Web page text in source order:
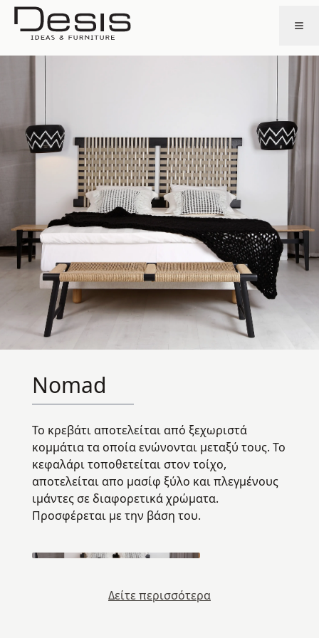
Nomad
Το κρεβάτι αποτελείται από ξεχωριστά
κομμάτια τα οποία ενώνονται μεταξύ τους. Το
κεφαλάρι τοποθετείται στον τοίχο,
αποτελείται απο μασίφ ξύλο και πλεγμένους
ιμάντες σε διαφορετικά χρώματα.
Προσφέρεται με την βάση του.
Δείτε περισσότερα